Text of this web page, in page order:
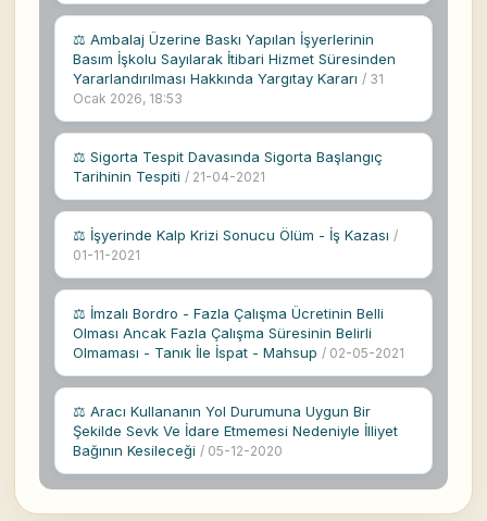
⚖ Ambalaj Üzerine Baskı Yapılan İşyerlerinin
Basım İşkolu Sayılarak İtibari Hizmet Süresinden
Yararlandırılması Hakkında Yargıtay Kararı / 31
Ocak 2026, 18:53
⚖ Sigorta Tespit Davasında Sigorta Başlangıç
Tarihinin Tespiti / 21-04-2021
⚖ İşyerinde Kalp Krizi Sonucu Ölüm - İş Kazası /
01-11-2021
⚖ İmzalı Bordro - Fazla Çalışma Ücretinin Belli
Olması Ancak Fazla Çalışma Süresinin Belirli
Olmaması - Tanık İle İspat - Mahsup / 02-05-2021
⚖ Aracı Kullananın Yol Durumuna Uygun Bir
Şekilde Sevk Ve İdare Etmemesi Nedeniyle İlliyet
Bağının Kesileceği / 05-12-2020